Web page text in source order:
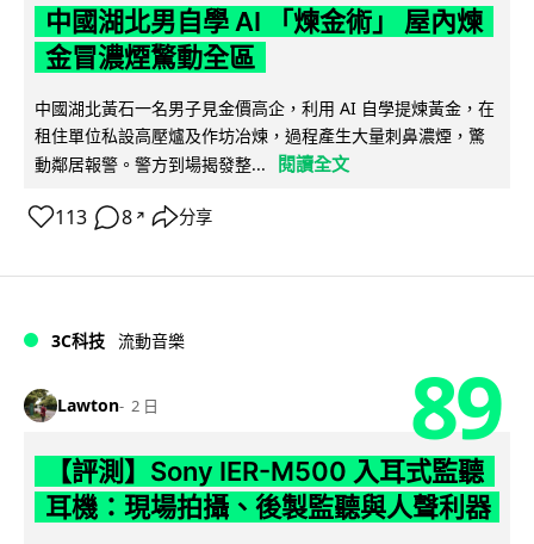
中國湖北男自學 AI 「煉金術」 屋內煉
金冒濃煙驚動全區
中國湖北黃石一名男子見金價高企，利用 AI 自學提煉黃金，在
租住單位私設高壓爐及作坊冶煉，過程產生大量刺鼻濃煙，驚
動鄰居報警。警方到場揭發整...
閱讀全文
113 8 ↗ 分享
3C科技 流動音樂
Lawton 2 日 89
【評測】Sony IER-M500 入耳式監聽
耳機：現場拍攝、後製監聽與人聲利器